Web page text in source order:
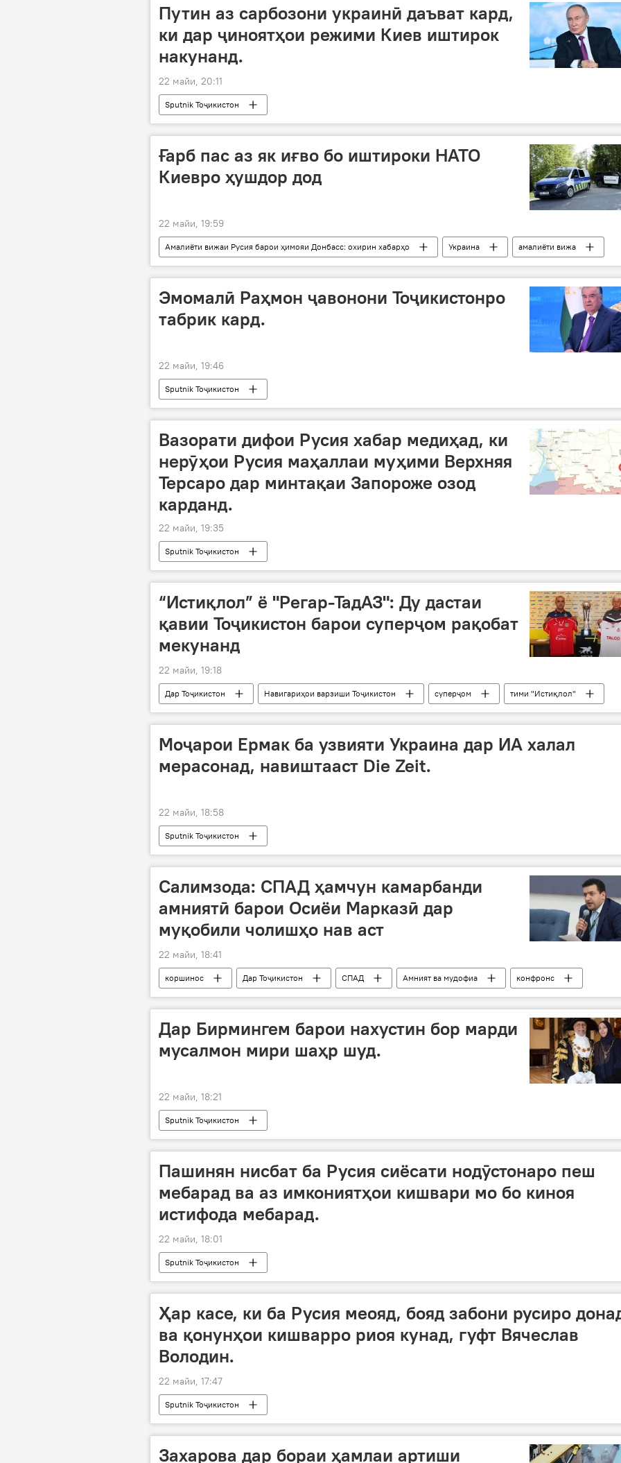
Путин аз сарбозони украинӣ даъват кард,
ки дар ҷиноятҳои режими Киев иштирок
накунанд.
22 майи, 20:11
Sputnik Тоҷикистон
Ғарб пас аз як иғво бо иштироки НАТО
Киевро ҳушдор дод
22 майи, 19:59
Амалиёти вижаи Русия барои ҳимояи Донбасс: охирин хабарҳо Украина
амалиёти вижа
НАТО
Киев иғво Ғарб Сиёсат
Эмомалӣ Раҳмон ҷавонони Тоҷикистонро
табрик кард.
22 майи, 19:46
Sputnik Тоҷикистон
Вазорати дифои Русия хабар медиҳад, ки
нерӯҳои Русия маҳаллаи муҳими Верхняя
Терсаро дар минтақаи Запороже озод
карданд.
22 майи, 19:35
Sputnik Тоҷикистон
“Истиқлол” ё "Регар-ТадАЗ": Ду дастаи
қавии Тоҷикистон барои суперҷом рақобат
мекунанд
22 майи, 19:18
Дар Тоҷикистон Навигариҳои варзиши Тоҷикистон суперҷом
тими "Истиқлол"
Регар-ТадАЗ
футбол
Моҷарои Ермак ба узвияти Украина дар ИА халал
мерасонад, навиштааст Die Zeit.
22 майи, 18:58
Sputnik Тоҷикистон
Салимзода: СПАД ҳамчун камарбанди
амниятӣ барои Осиёи Марказӣ дар
муқобили чолишҳо нав аст
22 майи, 18:41
коршинос Дар Тоҷикистон СПАД Амният ва мудофиа
конфронс
Сиёсат
Дар Бирмингем барои нахустин бор марди
мусалмон мири шаҳр шуд.
22 майи, 18:21
Sputnik Тоҷикистон
Пашинян нисбат ба Русия сиёсати нодӯстонаро пеш
мебарад ва аз имкониятҳои кишвари мо бо киноя
истифода мебарад.
22 майи, 18:01
Sputnik Тоҷикистон
Ҳар касе, ки ба Русия меояд, бояд забони русиро
ва қонунҳои кишварро риоя кунад, гуфт Вячеслав
Володин.
22 майи, 17:47
Sputnik Тоҷикистон
Захарова дар бораи ҳамлаи артиши